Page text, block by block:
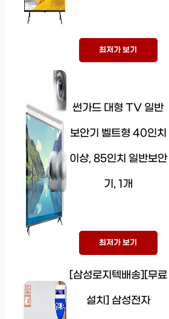
최저가 보기
썬가드 대형 TV 일반
보안기 벨트형 40인치
이상, 85인치 일반보안
기, 1개
최저가 보기
[삼성로지텍배송][무료
설치] 삼성전자